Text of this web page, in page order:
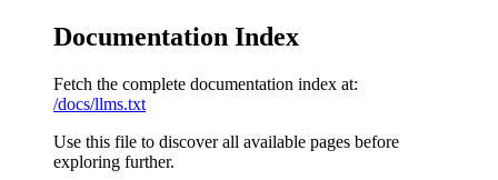
Documentation Index
Fetch the complete documentation index at:
/docs/llms.txt
Use this file to discover all available pages before
exploring further.